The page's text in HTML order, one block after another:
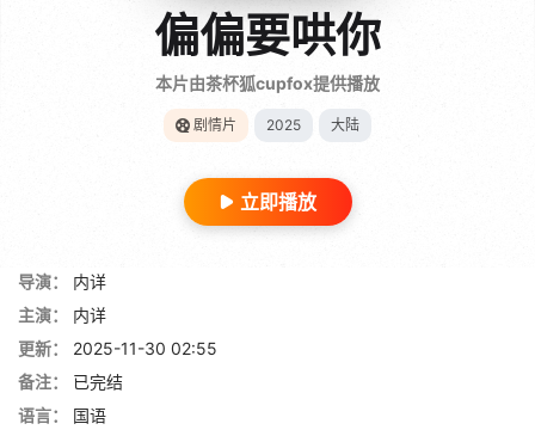
偏偏要哄你
本片由茶杯狐cupfox提供播放
剧情片 2025 大陆
立即播放
导演：
内详
主演：
内详
更新：
2025-11-30 02:55
备注：
已完结
语言：
国语